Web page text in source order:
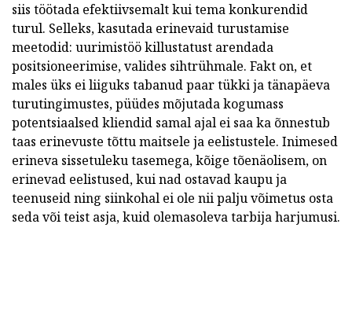
siis töötada efektiivsemalt kui tema konkurendid
turul. Selleks, kasutada erinevaid turustamise
meetodid: uurimistöö killustatust arendada
positsioneerimise, valides sihtrühmale. Fakt on, et
males üks ei liiguks tabanud paar tükki ja tänapäeva
turutingimustes, püüdes mõjutada kogumass
potentsiaalsed kliendid samal ajal ei saa ka õnnestub
taas erinevuste tõttu maitsele ja eelistustele. Inimesed
erineva sissetuleku tasemega, kõige tõenäolisem, on
erinevad eelistused, kui nad ostavad kaupu ja
teenuseid ning siinkohal ei ole nii palju võimetus osta
seda või teist asja, kuid olemasoleva tarbija harjumusi.